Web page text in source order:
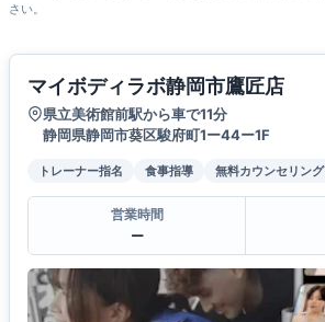
さい。
マイボディラボ静岡市鷹匠店
県立美術館前駅から車で11分
静岡県静岡市葵区駿府町1ー44ー1F
トレーナー指名 食事指導 無料カウンセリング
営業時間
ー